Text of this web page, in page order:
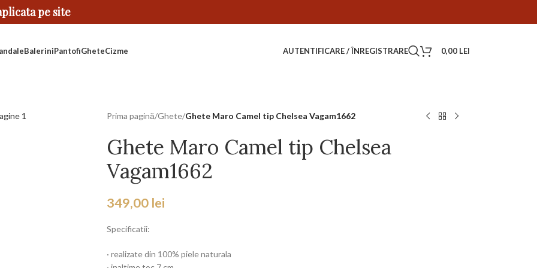
pe site
BaleriniPantofiGheteCizme AUTENTIFICARE / ÎNREGISTRARE 0,00 LEI
Prima pagină/Ghete/Ghete Maro Camel tip Chelsea Vagam1662
Ghete Maro Camel tip Chelsea
Vagam1662
349,00 lei
Specificatii:
· realizate din 100% piele naturala